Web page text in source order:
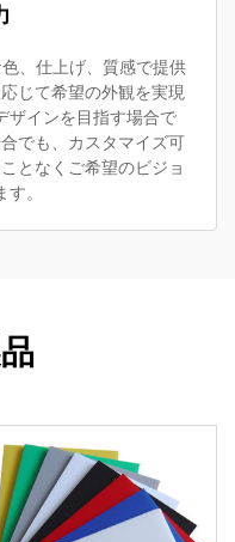
、仕上げ、質感で提供
じて希望の外観を実現
ザインを目指す場合で
でも、カスタマイズ可
となくご希望のビジョ
。